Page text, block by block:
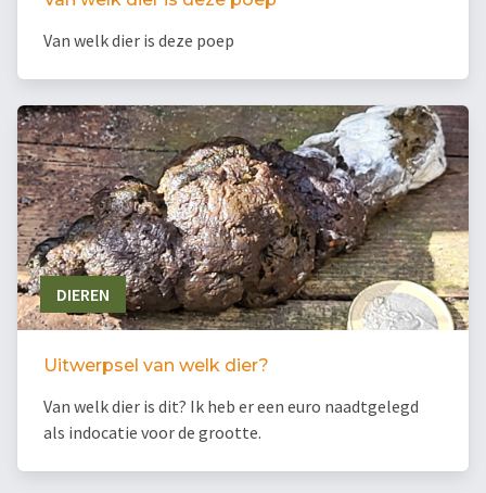
Van welk dier is deze poep
DIEREN
Uitwerpsel van welk dier?
Van welk dier is dit? Ik heb er een euro naadtgelegd
als indocatie voor de grootte.